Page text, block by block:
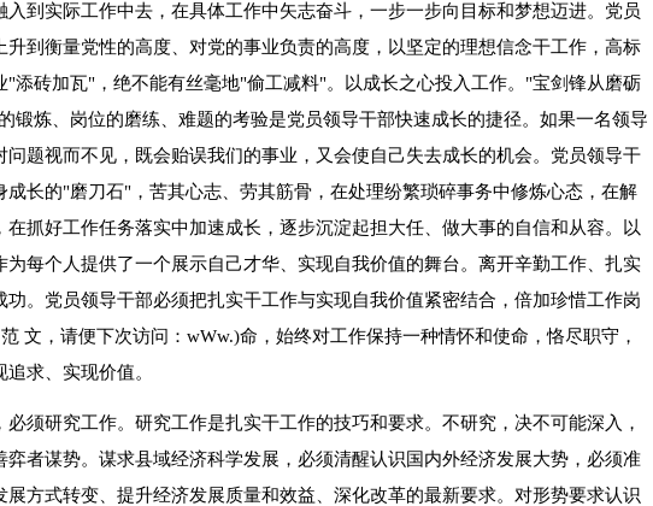
到实际工作中去，在具体工作中矢志奋斗，一步一步向目标和梦想迈进。党员
到衡量党性的高度、对党的事业负责的高度，以坚定的理想信念干工作，高标
"添砖加瓦"，绝不能有丝毫地"偷工减料"。以成长之心投入工作。"宝剑锋从磨砺
锻炼、岗位的磨练、难题的考验是党员领导干部快速成长的捷径。如果一名领导
题视而不见，既会贻误我们的事业，又会使自己失去成长的机会。党员领导干
成长的"磨刀石"，苦其心志、劳其筋骨，在处理纷繁琐碎事务中修炼心态，在解
在抓好工作任务落实中加速成长，逐步沉淀起担大任、做大事的自信和从容。以
每个人提供了一个展示自己才华、实现自我价值的舞台。离开辛勤工作、扎实
功。党员领导干部必须把扎实干工作与实现自我价值紧密结合，倍加珍惜工作岗
文，请便下次访问：wWw.)命，始终对工作保持一种情怀和使命，恪尽职守，
求、实现价值。
必须研究工作。研究工作是扎实干工作的技巧和要求。不研究，决不可能深入，
者谋势。谋求县域经济科学发展，必须清醒认识国内外经济发展大势，必须准
方式转变、提升经济发展质量和效益、深化改革的最新要求。对形势要求认识